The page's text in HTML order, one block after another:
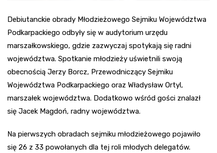
Debiutanckie obrady Młodzieżowego Sejmiku Województwa
Podkarpackiego odbyły się w audytorium urzędu
marszałkowskiego, gdzie zazwyczaj spotykają się radni
województwa. Spotkanie młodzieży uświetnili swoją
obecnością Jerzy Borcz, Przewodniczący Sejmiku
Województwa Podkarpackiego oraz Władysław Ortyl,
marszałek województwa. Dodatkowo wśród gości znalazł
się Jacek Magdoń, radny województwa.
Na pierwszych obradach sejmiku młodzieżowego pojawiło
się 26 z 33 powołanych dla tej roli młodych delegatów.